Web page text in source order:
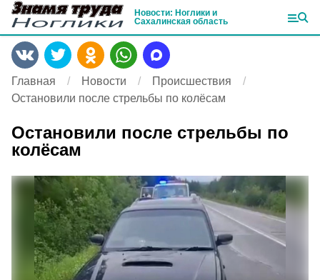
Новости: Ноглики и
Сахалинская область
Главная Новости
Происшествия
Остановили после стрельбы по колёсам
Остановили после стрельбы по
колёсам